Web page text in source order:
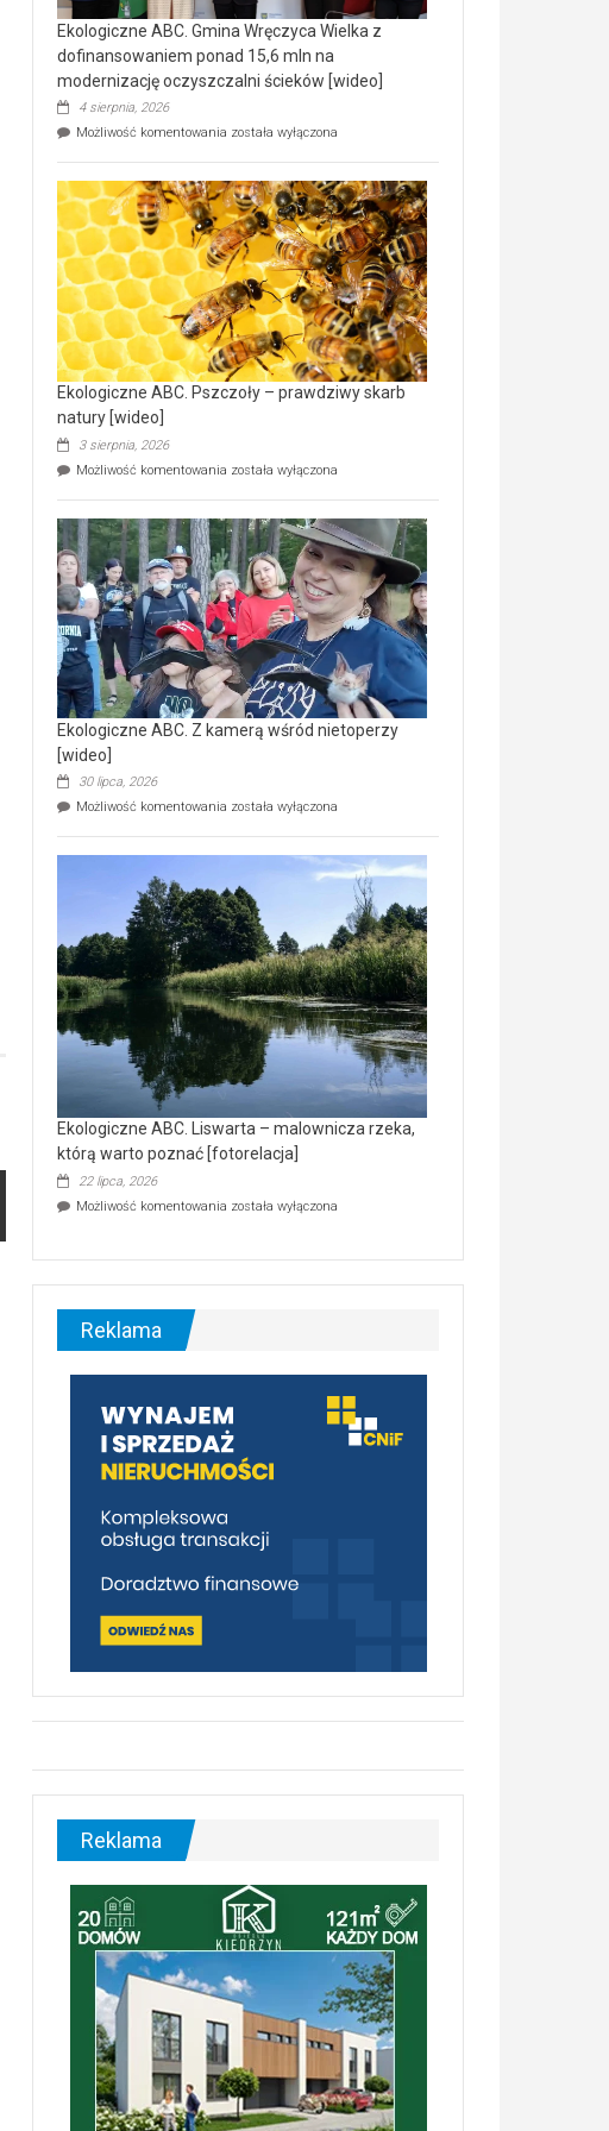
Ekologiczne ABC. Gmina Wręczyca Wielka z
dofinansowaniem ponad 15,6 mln na
modernizację oczyszczalni ścieków [wideo]
4 sierpnia, 2026
Możliwość komentowania Ekologiczne
Wręczyca
Wielka
z
dofinansowaniem
ponad
15,6
mln
na
modernizację
oczyszczalni
ścieków
[wideo]
została wyłączona
Ekologiczne ABC. Pszczoły – prawdziwy skarb
natury [wideo]
3 sierpnia, 2026
Możliwość komentowania Ekologiczne
–
prawdziwy
skarb
natury
[wideo]
została wyłączona
Ekologiczne ABC. Z kamerą wśród nietoperzy
[wideo]
30 lipca, 2026
Możliwość komentowania Ekologiczne
wśród
nietoperzy
[wideo]
została wyłączona
Ekologiczne ABC. Liswarta – malownicza rzeka,
którą warto poznać [fotorelacja]
22 lipca, 2026
Możliwość komentowania Ekologiczne
–
malownicza
[fotorelacja]
została wyłączona
Reklama
Reklama